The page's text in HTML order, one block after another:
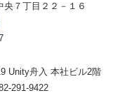
７丁目２２－１６
Unity舟入 本社ビル2階
291-9422